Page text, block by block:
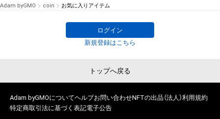
Adam byGMO coin お気に入りアイテム
ログイン
新規登録はこちら
トップへ戻る
Adam byGMOについてヘルプお問い合わせNFTの出品（法人）利用規約
特定商取引法に基づく表記電子公告